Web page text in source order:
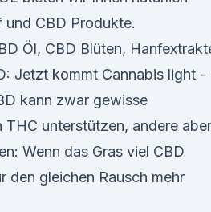
CBD Produkte.
Öl, CBD Blüten,
Jetzt kommt Cannabis light -
kann zwar gewisse
unterstützen, andere aber
Wenn das Gras viel CBD
den gleichen Rausch mehr